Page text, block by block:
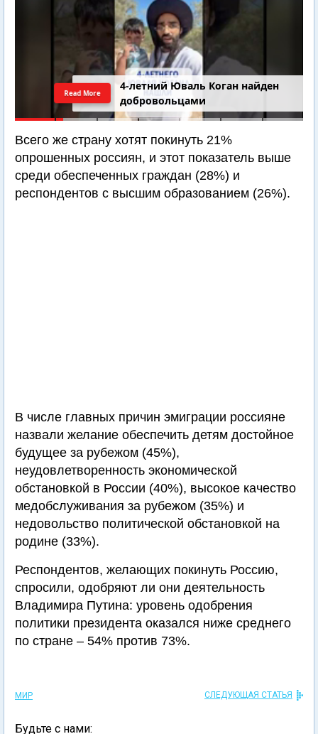
4-летний Юваль Коган найден
добровольцами
Read More
Всего же страну хотят покинуть 21%
опрошенных россиян, и этот показатель выше
среди обеспеченных граждан (28%) и
респондентов с высшим образованием (26%).
В числе главных причин эмиграции россияне
назвали желание обеспечить детям достойное
будущее за рубежом (45%),
неудовлетворенность экономической
обстановкой в России (40%), высокое качество
медобслуживания за рубежом (35%) и
недовольство политической обстановкой на
родине (33%).
Респондентов, желающих покинуть Россию,
спросили, одобряют ли они деятельность
Владимира Путина: уровень одобрения
политики президента оказался ниже среднего
по стране – 54% против 73%.
МИР СЛЕДУЮЩАЯ СТАТЬЯ
Будьте с нами: